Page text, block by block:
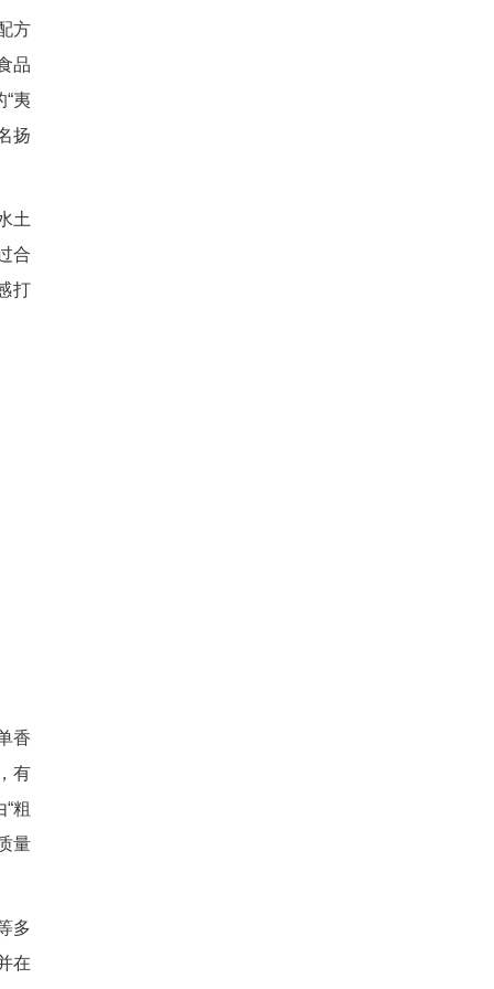
高速运转，金黄饱满的“夷
桔”的典型代表品种，由湖
保护区官庄水库周围的夷陵
证面积15000亩，核定产量
应用生草栽培、测土配方
废弃物收集处理、绿色食品
风味浓郁、营养丰富的“夷
此，“夷陵红”柑橘得以名扬
求。
长张玉玺感慨：“一方水土
费者特别欢迎，希望通过合
被“夷陵红”柑橘的口感打